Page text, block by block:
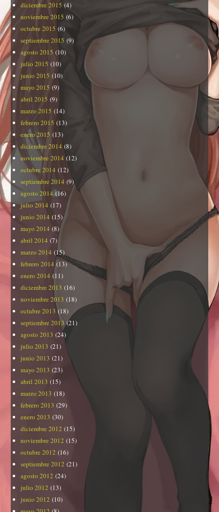
diciembre 2015 (4)
noviembre 2015 (6)
octubre 2015 (6)
septiembre 2015 (9)
agosto 2015 (10)
julio 2015 (10)
junio 2015 (10)
mayo 2015 (9)
abril 2015 (9)
marzo 2015 (14)
febrero 2015 (13)
enero 2015 (13)
diciembre 2014 (8)
noviembre 2014 (12)
octubre 2014 (12)
septiembre 2014 (9)
agosto 2014(16)
julio 2014 (17)
junio 2014 (15)
mayo 2014 (8)
abril 2014 (7)
marzo 2014 (15)
febrero 2014(13)
enero 2014 (11)
diciembre 2013 (16)
noviembre 2013 (18)
octubre 2013(18)
septiembre 2013(21)
agosto 2013 (24)
julio 2013 (21)
junio 2013 (21)
mayo 2013 (23)
abril 2013 (15)
marzo 2013 (18)
febrero 2013 (29)
enero 2013 (30)
diciembre 2012 (15)
noviembre 2012 (15)
octubre 2012 (16)
septiembre 2012 (21)
agosto 2012 (24)
julio 2012 (13)
junio 2012 (10)